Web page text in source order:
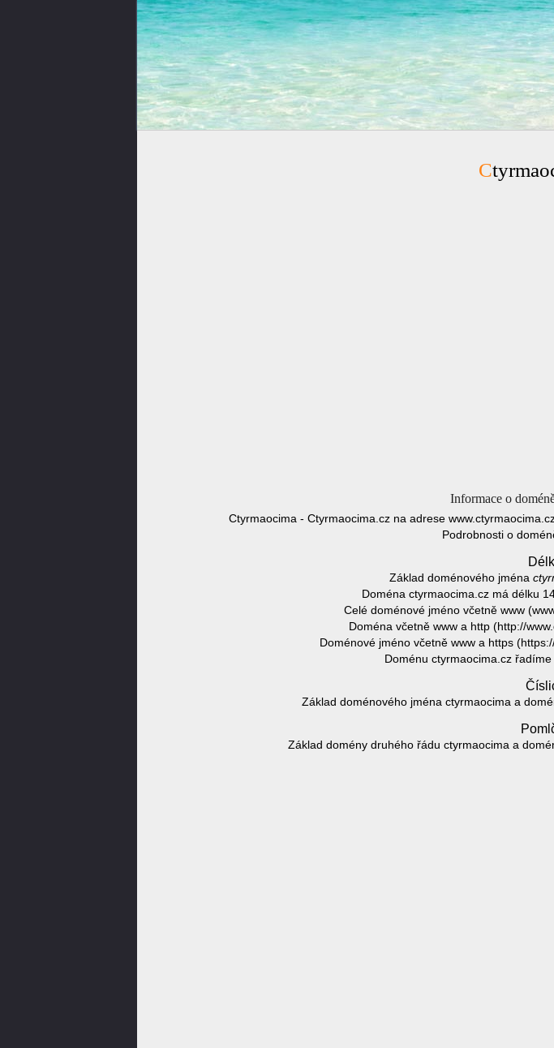
Informace o
Ctyrmaocima - Ctyrmaocima.cz na adrese
Podrobnosti o
Základ doménového jména
Doména ctyrmaocima.cz má délku
Celé doménové jméno včetně www
Doména včetně www a http (http://
Doménové jméno včetně www a https
Doménu ctyrmaocima.cz
Základ doménového jména ctyrmaocima a
Základ domény druhého řádu ctyrmaocima a